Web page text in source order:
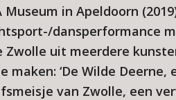
in Apeldoorn
dansperformance
Zwolle uit meerdere
‘De Wilde Deerne,
van Zwolle, een